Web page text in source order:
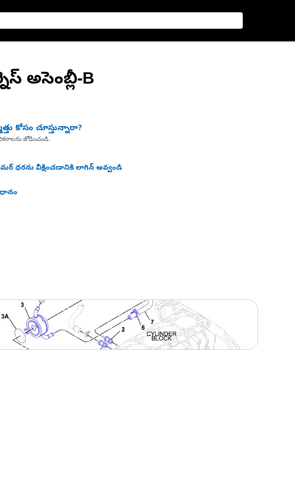
అసెంబ్లీ-B
కోసం చూస్తున్నారా?
జోడించండి.
ధరను వీక్షించడానికి లాగిన్ అవ్వండి